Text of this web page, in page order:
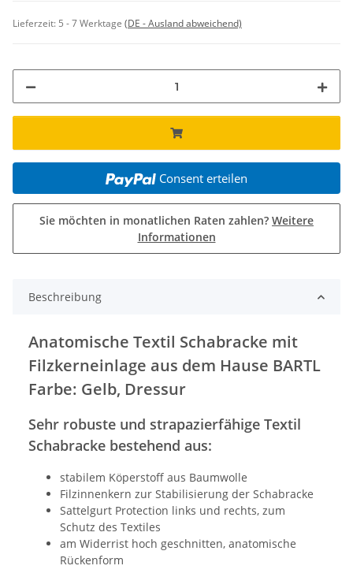
Lieferzeit: 5 - 7 Werktage (DE - Ausland abweichend)
Consent erteilen
Sie möchten in monatlichen Raten zahlen? Weitere
Informationen
Beschreibung
Anatomische Textil Schabracke mit
Filzkerneinlage aus dem Hause BARTL
Farbe: Gelb, Dressur
Sehr robuste und strapazierfähige Textil
Schabracke bestehend aus:
stabilem Köperstoff aus Baumwolle
Filzinnenkern zur Stabilisierung der Schabracke
Sattelgurt Protection links und rechts, zum
Schutz des Textiles
am Widerrist hoch geschnitten, anatomische
Rückenform